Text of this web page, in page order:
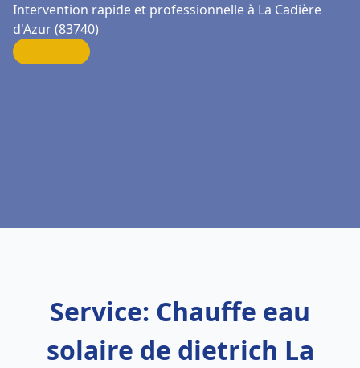
Intervention rapide et professionnelle à La Cadière
d'Azur (83740)
Service: Chauffe eau
solaire de dietrich La